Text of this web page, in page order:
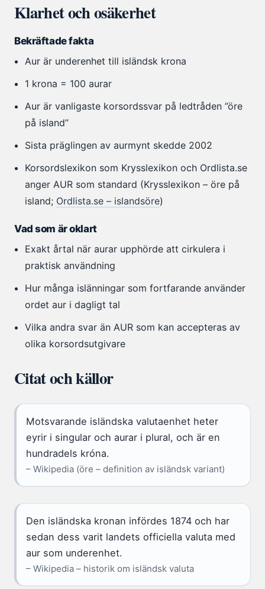
Klarhet och osäkerhet
Bekräftade fakta
Aur är underenhet till isländsk krona
1 krona = 100 aurar
Aur är vanligaste korsordssvar på ledtråden ”öre
på island”
Sista präglingen av aurmynt skedde 2002
Korsordslexikon som Krysslexikon och Ordlista.se
anger AUR som standard (Krysslexikon – öre på
island; Ordlista.se – islandsöre)
Vad som är oklart
Exakt årtal när aurar upphörde att cirkulera i
praktisk användning
Hur många islänningar som fortfarande använder
ordet aur i dagligt tal
Vilka andra svar än AUR som kan accepteras av
olika korsordsutgivare
Citat och källor
Motsvarande isländska valutaenhet heter
eyrir i singular och aurar i plural, och är en
hundradels króna.
– Wikipedia (öre – definition av isländsk variant)
Den isländska kronan infördes 1874 och har
sedan dess varit landets officiella valuta med
aur som underenhet.
– Wikipedia – historik om isländsk valuta